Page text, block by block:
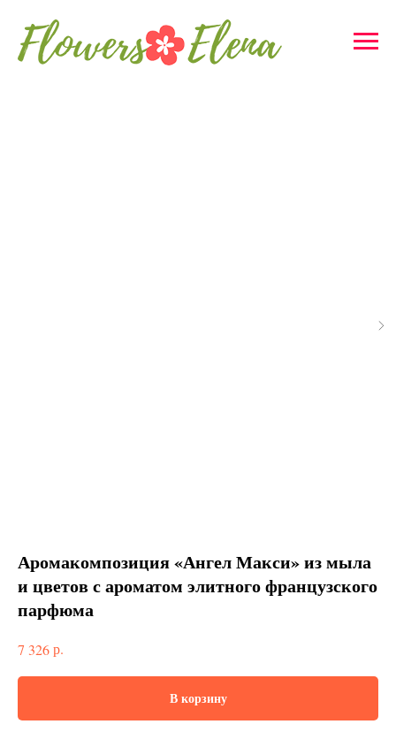
Аромакомпозиция «Ангел Макси» из мыла
и цветов с ароматом элитного французского
парфюма
7 326р.
В корзину